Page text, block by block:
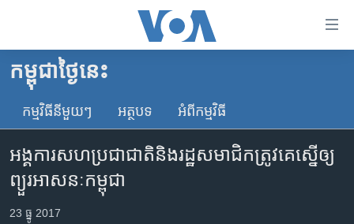
គេហទំព័រ​
ទាក់ទង
និង​
ចូល​
ទំព័រ​
កម្ពុជា
អន្តរជាតិ
ចិន
ហេឡូវីអូអេ
កម្ពុជាថ្ងៃនេះ
កម្មវិធី​នីមួយៗ អត្ថបទ​ អំពី​កម្មវិធី​
អង្គការ​សហប្រជាជាតិ​និង​រដ្ឋ​សមាជិក​ត្រូវ​គេ​ស្នើ​ឲ្យ​
ព្យួរ​អាសនៈ​កម្ពុជា
23 ធ្នូ 2017